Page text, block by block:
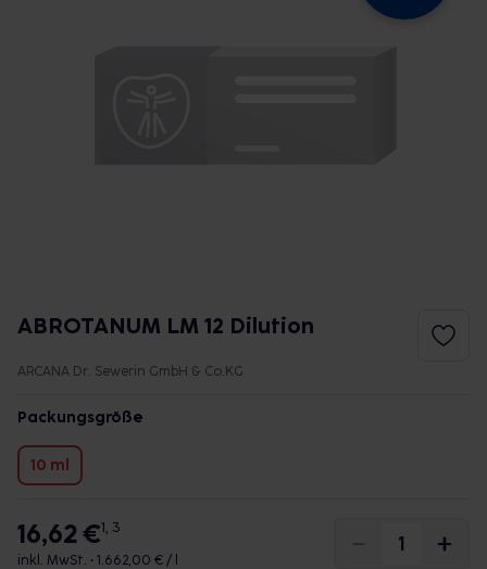
ABROTANUM LM 12 Dilution
ARCANA Dr. Sewerin GmbH & Co.KG
Packungsgröße
10 ml
16,62 €1, 3
inkl. MwSt. • 1.662,00 € / l